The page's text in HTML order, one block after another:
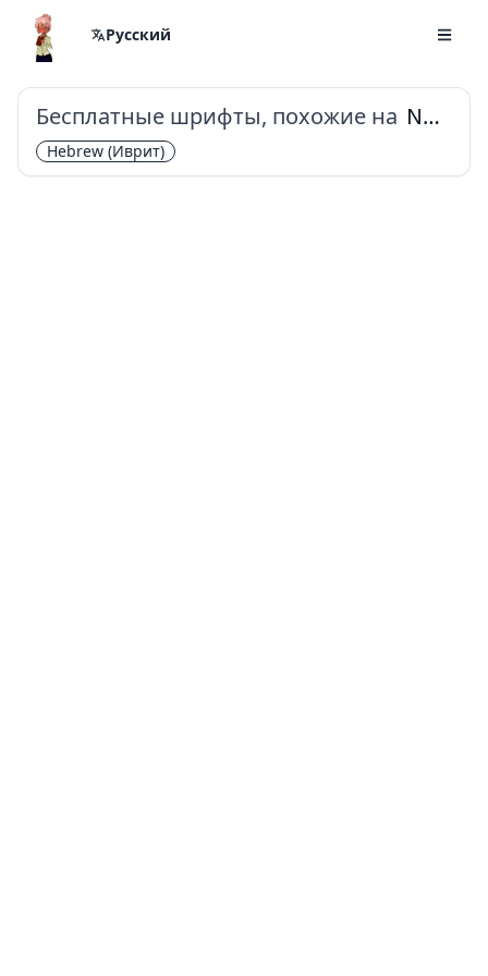
Русский
Бесплатные шрифты, похожие на Noto Sans Hebrew
Hebrew (Иврит)